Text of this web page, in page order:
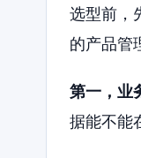
选型前，
的产品管
第一，业
据能不能